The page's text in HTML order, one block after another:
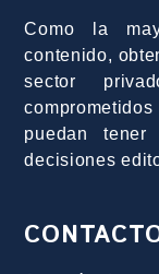
Como la
contenido,
sector
puedan
decisiones